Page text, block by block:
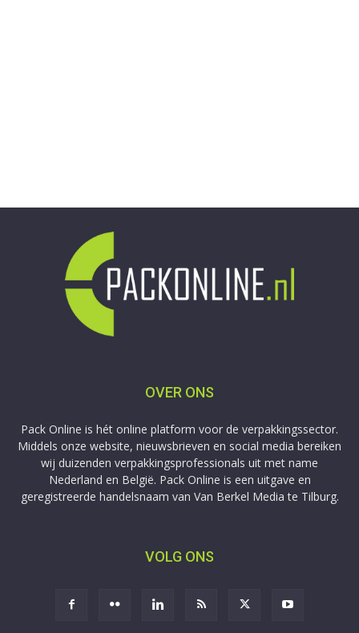
OVER ONS
Pack Online is hét online platform voor de verpakkingssector.
Middels onze website, nieuwsbrieven en social media bereiken
wij duizenden verpakkingsprofessionals uit met name
Nederland en België. Pack Online is een uitgave en
geregistreerde handelsnaam van Van Berkel Media te Tilburg.
VOLG ONS